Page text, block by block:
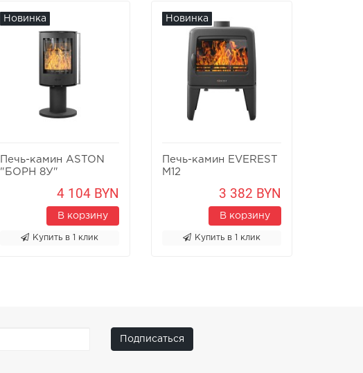
Новинка
Печь-камин ASTON
"БОРН 8У"
4 104 BYN
В корзину
Купить в 1 клик
Новинка
Печь-камин EVEREST
M12
3 382 BYN
В корзину
Купить в 1 клик
Подписаться